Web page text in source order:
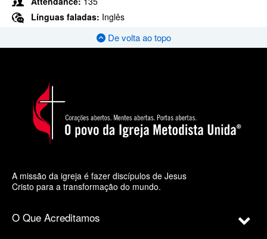
Línguas faladas: Inglês
De volta ao topo
A missão da igreja é fazer discípulos de Jesus
Cristo para a transformação do mundo.
O Que Acreditamos